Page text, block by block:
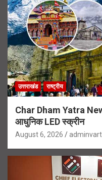
उत्तराखंड राष्ट्रीय
Char Dham Yatra
आधुनिक LED स्क्रीन
August 6, 2026